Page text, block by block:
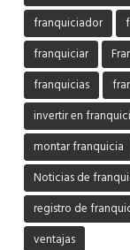
franquiciador
franquiciar
franquicias
invertir en
montar franquicia
Noticias de
registro de
ventajas